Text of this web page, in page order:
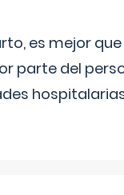
es mejor
parte del